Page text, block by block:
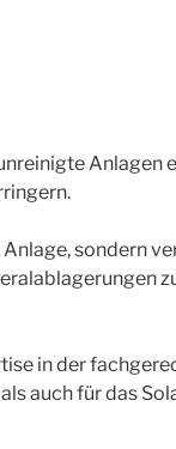
Anlagen
sondern
in der
auch für das